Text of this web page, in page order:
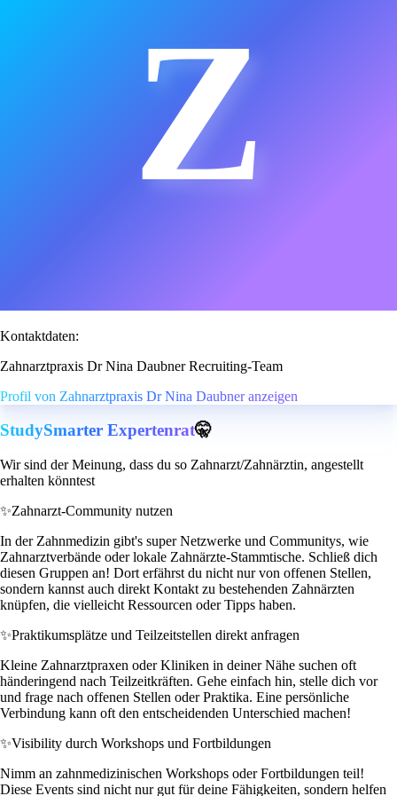
Z
Kontaktdaten:
Zahnarztpraxis Dr Nina Daubner Recruiting-Team
Profil von Zahnarztpraxis Dr Nina Daubner anzeigen
StudySmarter Expertenrat🤫
Wir sind der Meinung, dass du so Zahnarzt/Zahnärztin, angestellt
erhalten könntest
✨Zahnarzt-Community nutzen
In der Zahnmedizin gibt's super Netzwerke und Communitys, wie
Zahnarztverbände oder lokale Zahnärzte-Stammtische. Schließ dich
diesen Gruppen an! Dort erfährst du nicht nur von offenen Stellen,
sondern kannst auch direkt Kontakt zu bestehenden Zahnärzten
knüpfen, die vielleicht Ressourcen oder Tipps haben.
✨Praktikumsplätze und Teilzeitstellen direkt anfragen
Kleine Zahnarztpraxen oder Kliniken in deiner Nähe suchen oft
händeringend nach Teilzeitkräften. Gehe einfach hin, stelle dich vor
und frage nach offenen Stellen oder Praktika. Eine persönliche
Verbindung kann oft den entscheidenden Unterschied machen!
✨Visibility durch Workshops und Fortbildungen
Nimm an zahnmedizinischen Workshops oder Fortbildungen teil!
Diese Events sind nicht nur gut für deine Fähigkeiten, sondern helfen